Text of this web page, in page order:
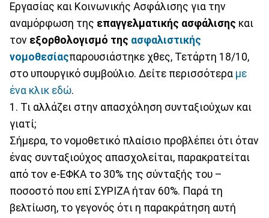
Εργασίας και Κοινωνικής Ασφάλισης για την
αναμόρφωση της επαγγελματικής ασφάλισης και
τον εξορθολογισμό της ασφαλιστικής
νομοθεσίαςπαρουσιάστηκε χθες, Τετάρτη 18/10,
στο υπουργικό συμβούλιο. Δείτε περισσότερα με
ένα κλικ εδώ.
1. Τι αλλάζει στην απασχόληση συνταξιούχων και
γιατί;
Σήμερα, το νομοθετικό πλαίσιο προβλέπει ότι όταν
ένας συνταξιούχος απασχολείται, παρακρατείται
από τον e-ΕΦΚΑ το 30% της σύνταξής του –
ποσοστό που επί ΣΥΡΙΖΑ ήταν 60%. Παρά τη
βελτίωση, το γεγονός ότι η παρακράτηση αυτή